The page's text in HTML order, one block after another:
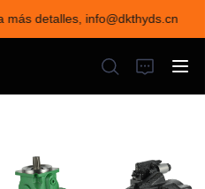
detalles, info@dkthyds.cn
¡Bienvenido a visitar
nuestra tienda!
Contáctenos para más
detalles,